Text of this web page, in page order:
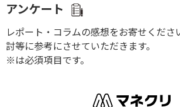
アンケート
レポート・コラムの感想をお寄せくださ
討等に参考にさせていただきます。
※は必須項目です。